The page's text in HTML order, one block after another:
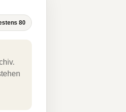
80